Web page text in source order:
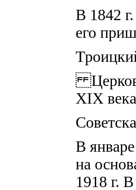
В 1842
его
XIX
В
на
1918 г.